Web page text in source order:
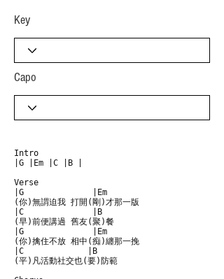
​Key
Capo
Intro
|G |Em |C |B |
Verse
|G              |Em
(你)無謂迫我 打開(剛)才那一版
|C              |B
(早)前便講過 舊友(聚)餐
|G              |Em
(你)擒住不放 相中(痴)纏那一挽
|C             |B
(平)凡活動社交也(要)防範